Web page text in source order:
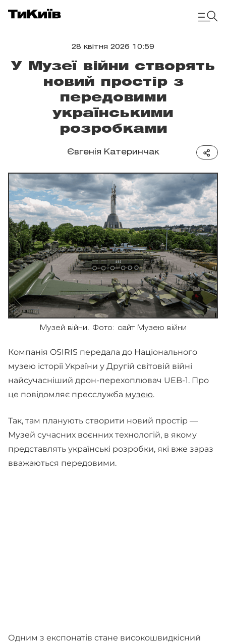
28 квітня 2026 10:59
У Музеї війни створять
новий простір з
передовими
українськими
розробками
Євгенія Катеринчак
Музей війни. Фото: сайт Музею війни
Компанія OSIRIS передала до Національного
музею історії України у Другій світовій війні
найсучасніший дрон-перехоплювач UEB-1. Про
це повідомляє пресслужба музею.
Так, там планують створити новий простір —
Музей сучасних воєнних технологій, в якому
представлять українські розробки, які вже зараз
вважаються передовими.
Одним з експонатів стане високошвидкісний